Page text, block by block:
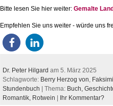
Bitte lesen Sie hier weiter: Gemalte
Empfehlen Sie uns weiter - würde uns
Dr. Peter Hilgard am 5. März 2025
Schlagworte: Berry Herzog von
Stundenbuch | Thema: Buch,
Romantik, Rotwein | Ihr Kommentar?